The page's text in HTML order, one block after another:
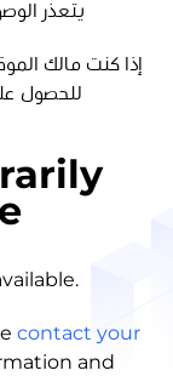
يتعذر
إذا كنت مالك
للحصول
contact your
and